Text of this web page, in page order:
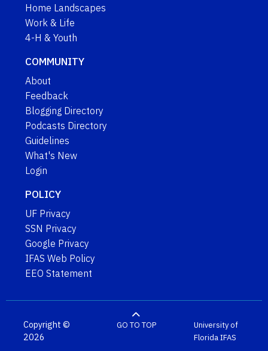
Home Landscapes
Work & Life
4-H & Youth
COMMUNITY
About
Feedback
Blogging Directory
Podcasts Directory
Guidelines
What's New
Login
POLICY
UF Privacy
SSN Privacy
Google Privacy
IFAS Web Policy
EEO Statement
Copyright ©
2026
GO TO TOP
University of
FloridaIFAS